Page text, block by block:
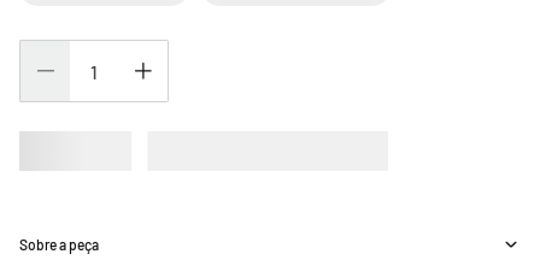
Sobre a peça